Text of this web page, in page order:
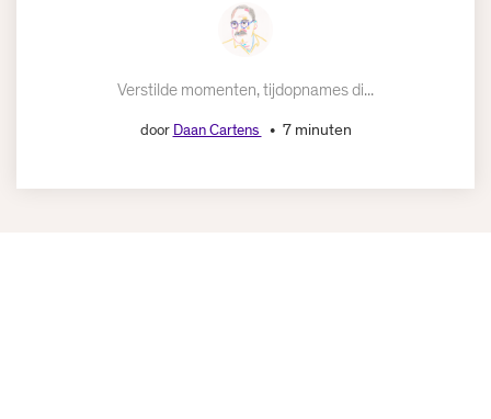
Verstilde momenten, tijdopnames di...
door Daan Cartens 7 minuten